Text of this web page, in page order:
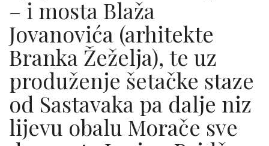
– i mosta Blaža
Jovanovića (arhitekte
Branka Žeželja), te uz
produženje šetačke staze
od Sastavaka pa dalje niz
lijevu obalu Morače sve